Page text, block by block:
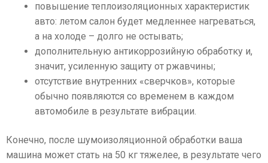
повышение теплоизоляционных характеристик
авто: летом салон будет медленнее нагреваться,
а на холоде – долго не остывать;
дополнительную антикоррозийную обработку и,
значит, усиленную защиту от ржавчины;
отсутствие внутренних «сверчков», которые
обычно появляются со временем в каждом
автомобиле в результате вибрации.
Конечно, после шумоизоляционной обработки ваша
машина может стать на 50 кг тяжелее, в результате чего